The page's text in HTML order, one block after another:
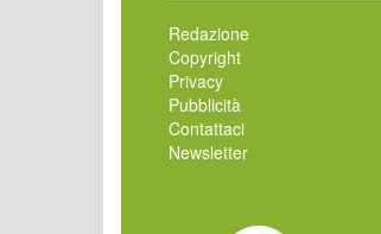
Redazione
Copyright
Privacy
Pubblicità
Contattaci
Newsletter